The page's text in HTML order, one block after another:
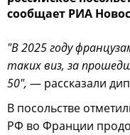
сообщает РИА
"В 2025 году
таких виз, за
50", — рассказали
В посольстве
РФ во Франции